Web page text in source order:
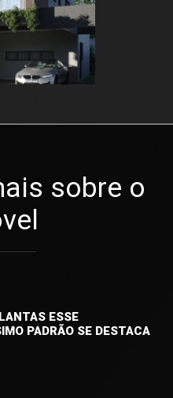
sobre o
ESSE
PADRÃO SE DESTACA